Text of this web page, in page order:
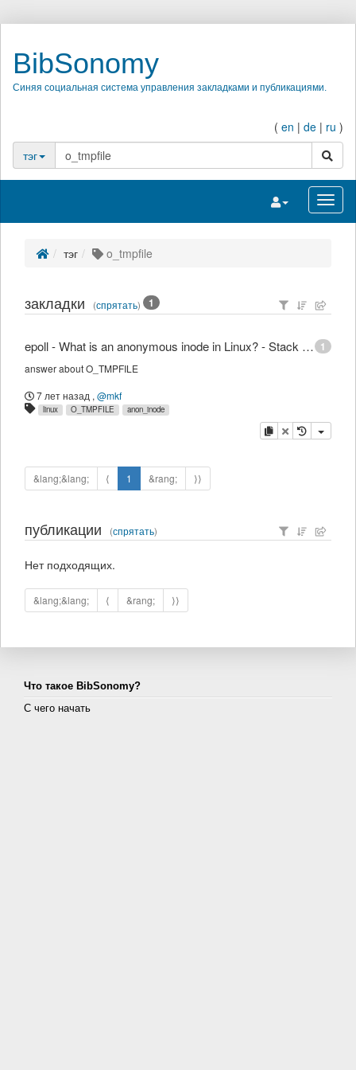
BibSonomy
Синяя социальная система управления закладками и публикациями.
( en | de | ru )
тэг
поиск
Переключить
тэг o_tmpfile
закладки (спрятать) 1
1
epoll - What is an anonymous inode in Linux? - Stack Overflow
answer about O_TMPFILE
7 лет назад , @mkf
linux O_TMPFILE anon_inode
копировать
удалить
&lang;&lang; ⟨ 1 &rang; ⟩⟩
публикации (спрятать)
Нет подходящих.
&lang;&lang; ⟨ &rang; ⟩⟩
Что такое BibSonomy?
С чего начать